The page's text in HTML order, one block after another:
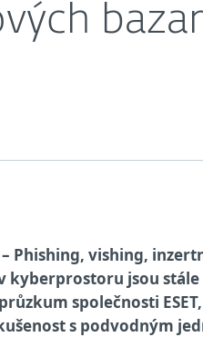
– Phishing, vishing,
kyberprostoru jsou stále
společnosti
s podvodným